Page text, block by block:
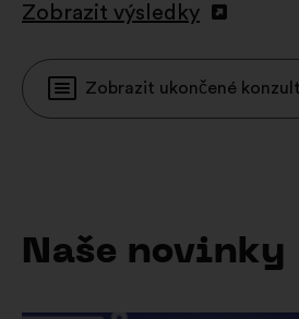
Zobrazit výsledky
Zobrazit ukončené
Naše novinky